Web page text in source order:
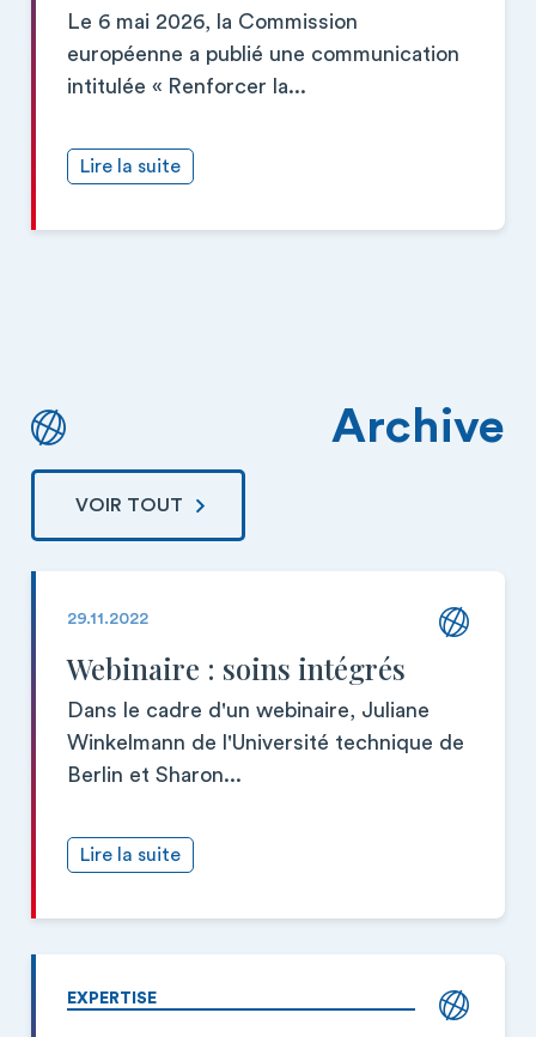
Le 6 mai 2026, la Commission
européenne a publié une communication
intitulée « Renforcer la...
Lire la suite
Archive
VOIR TOUT
29.11.2022
Webinaire : soins intégrés
Dans le cadre d'un webinaire, Juliane
Winkelmann de l'Université technique de
Berlin et Sharon...
Lire la suite
EXPERTISE